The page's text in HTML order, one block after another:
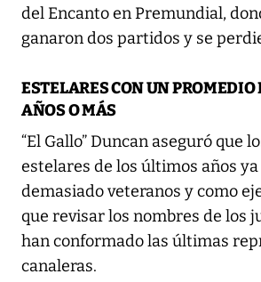
del Encanto en Premundial,
ganaron dos partidos y se
ESTELARES CON UN PROMEDIO
AÑOS O MÁS
“El Gallo” Duncan aseguró que
estelares de los últimos años
demasiado veteranos y como
que revisar los nombres de los
han conformado las últimas
canaleras.